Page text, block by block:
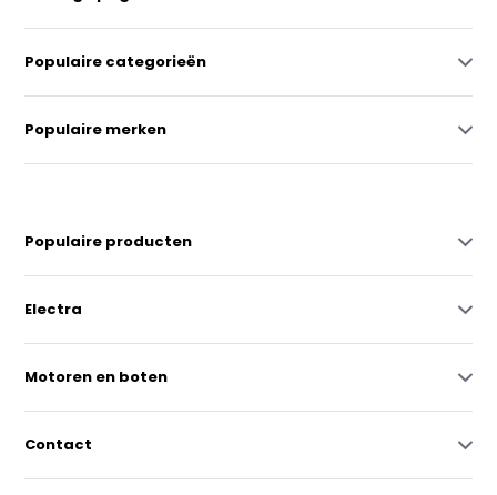
Populaire categorieën
Populaire merken
Populaire producten
Electra
Motoren en boten
Contact